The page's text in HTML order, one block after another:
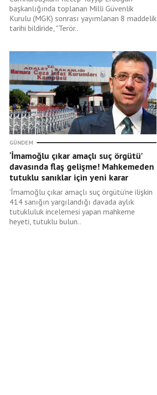
başkanlığında toplanan Milli Güvenlik
Kurulu (MGK) sonrası yayımlanan 8 maddelik
tarihi bildiride, "Terör..
GÜNDEM
‘İmamoğlu çıkar amaçlı suç örgütü’
davasında flaş gelişme! Mahkemeden
tutuklu sanıklar için yeni karar
'İmamoğlu çıkar amaçlı suç örgütü'ne ilişkin
414 sanığın yargılandığı davada aylık
tutukluluk incelemesi yapan mahkeme
heyeti, tutuklu bulun..